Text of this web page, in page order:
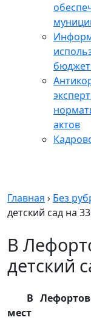
актов
Главная › Без
детский сад на
В
детский
В
мест